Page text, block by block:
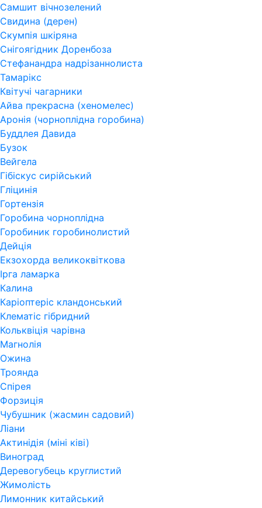
Самшит вічнозелений
Свидина (дерен)
Скумпія шкіряна
Снігоягідник Доренбоза
Стефанандра надрізаннолиста
Тамарікс
Квітучі чагарники
Айва прекрасна (хеномелес)
Аронія (чорноплідна горобина)
Буддлея Давида
Бузок
Вейгела
Гібіскус сирійський
Гліцинія
Гортензія
Горобина чорноплідна
Горобиник горобинолистий
Дейція
Екзохорда великоквіткова
Ірга ламарка
Калина
Каріоптеріс кландонський
Клематіс гібридний
Кольквіція чарівна
Магнолія
Ожина
Троянда
Спірея
Форзиція
Чубушник (жасмин садовий)
Ліани
Актинідія (міні ківі)
Виноград
Деревогубець круглистий
Жимолість
Лимонник китайський